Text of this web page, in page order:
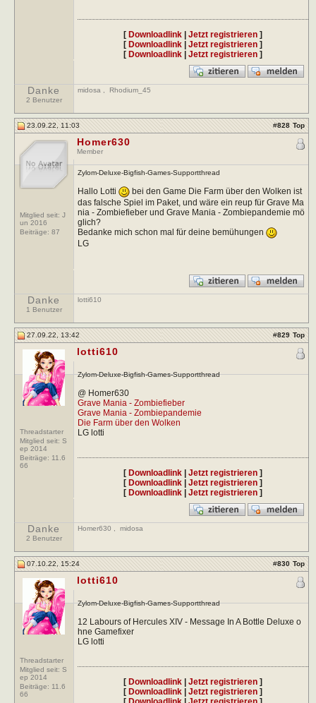
[ Downloadlink| Jetzt registrieren]
[ Downloadlink| Jetzt registrieren]
[ Downloadlink| Jetzt registrieren]
Danke
2 Benutzer
midosa Rhodium_45
23.09.22, 11:03 #828 Top
Mitglied seit: J
un 2016
Beiträge: 87
Homer630
Member
Zylom-Deluxe-Bigfish-Games-Supportthread
Hallo Lotti
bei den Game Die Farm über den Wolken ist
das falsche Spiel im Paket, und wäre ein reup für Grave Ma
nia - Zombiefieber und Grave Mania - Zombiepandemie mö
glich?
Bedanke mich schon mal für deine bemühungen
LG
Danke
1 Benutzer
lotti610
27.09.22, 13:42 #829 Top
Threadstarter
Mitglied seit: S
ep 2014
Beiträge: 11.6
66
lotti610
Zylom-Deluxe-Bigfish-Games-Supportthread
@ Homer630
Grave Mania - Zombiefieber
Grave Mania - Zombiepandemie
Die Farm über den Wolken
LG lotti
[ Downloadlink| Jetzt registrieren]
[ Downloadlink| Jetzt registrieren]
[ Downloadlink| Jetzt registrieren]
Danke
2 Benutzer
Homer630 midosa
07.10.22, 15:24 #830 Top
Threadstarter
Mitglied seit: S
ep 2014
Beiträge: 11.6
66
lotti610
Zylom-Deluxe-Bigfish-Games-Supportthread
12 Labours of Hercules XIV - Message In A Bottle Deluxe o
hne Gamefixer
LG lotti
[ Downloadlink| Jetzt registrieren]
[ Downloadlink| Jetzt registrieren]